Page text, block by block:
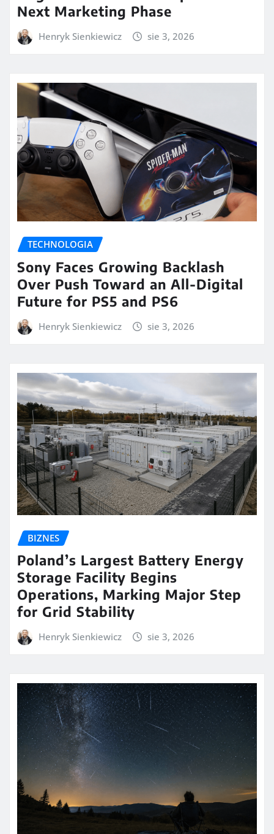
Next Marketing Phase
Henryk Sienkiewicz sie 3, 2026
TECHNOLOGIA
Sony Faces Growing Backlash
Over Push Toward an All-Digital
Future for PS5 and PS6
Henryk Sienkiewicz sie 3, 2026
BIZNES
Poland’s Largest Battery Energy
Storage Facility Begins
Operations, Marking Major Step
for Grid Stability
Henryk Sienkiewicz sie 3, 2026